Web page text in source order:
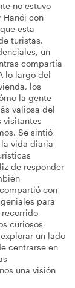
no estuvo
con
esta
turistas.
un
compartía
lo largo del
los
la gente
valiosa del
visitantes
Se sintió
vida diaria
de responder
con
para
curiosos
un lado
centrarse en
una visión